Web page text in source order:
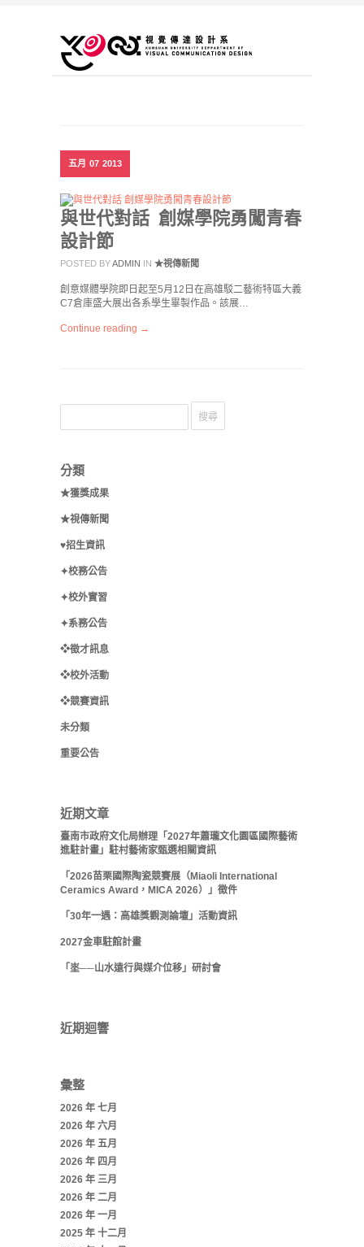
五月 07 2013
與世代對話 創媒學院勇闖青春
設計節
POSTED BYADMIN IN ★視傳新聞
創意媒體學院即日起至5月12日在高雄駁二藝術特區大義
C7倉庫盛大展出各系學生畢製作品。該展…
Continue reading →
分類
★獲獎成果
★視傳新聞
♥招生資訊
✦校務公告
✦校外實習
✦系務公告
❖徵才訊息
❖校外活動
❖競賽資訊
未分類
重要公告
近期文章
臺南市政府文化局辦理「2027年蕭瓏文化園區國際藝術
進駐計畫」駐村藝術家甄選相關資訊
「2026苗栗國際陶瓷競賽展（Miaoli International
Ceramics Award，MICA 2026）」徵件
「30年一遇：高雄獎觀測論壇」活動資訊
2027金車駐館計畫
「埊──山水遠行與媒介位移」研討會
近期迴響
彙整
2026 年 七月
2026 年 六月
2026 年 五月
2026 年 四月
2026 年 三月
2026 年 二月
2026 年 一月
2025 年 十二月